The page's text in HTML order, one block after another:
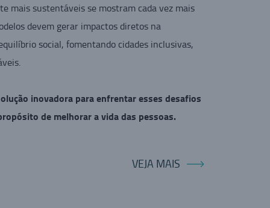
mais sustentáveis se mostram cada vez mais
devem gerar impactos diretos na
social, fomentando cidades inclusivas,
inovadora para enfrentar esses desafios
de melhorar a vida das pessoas.
VEJA MAIS